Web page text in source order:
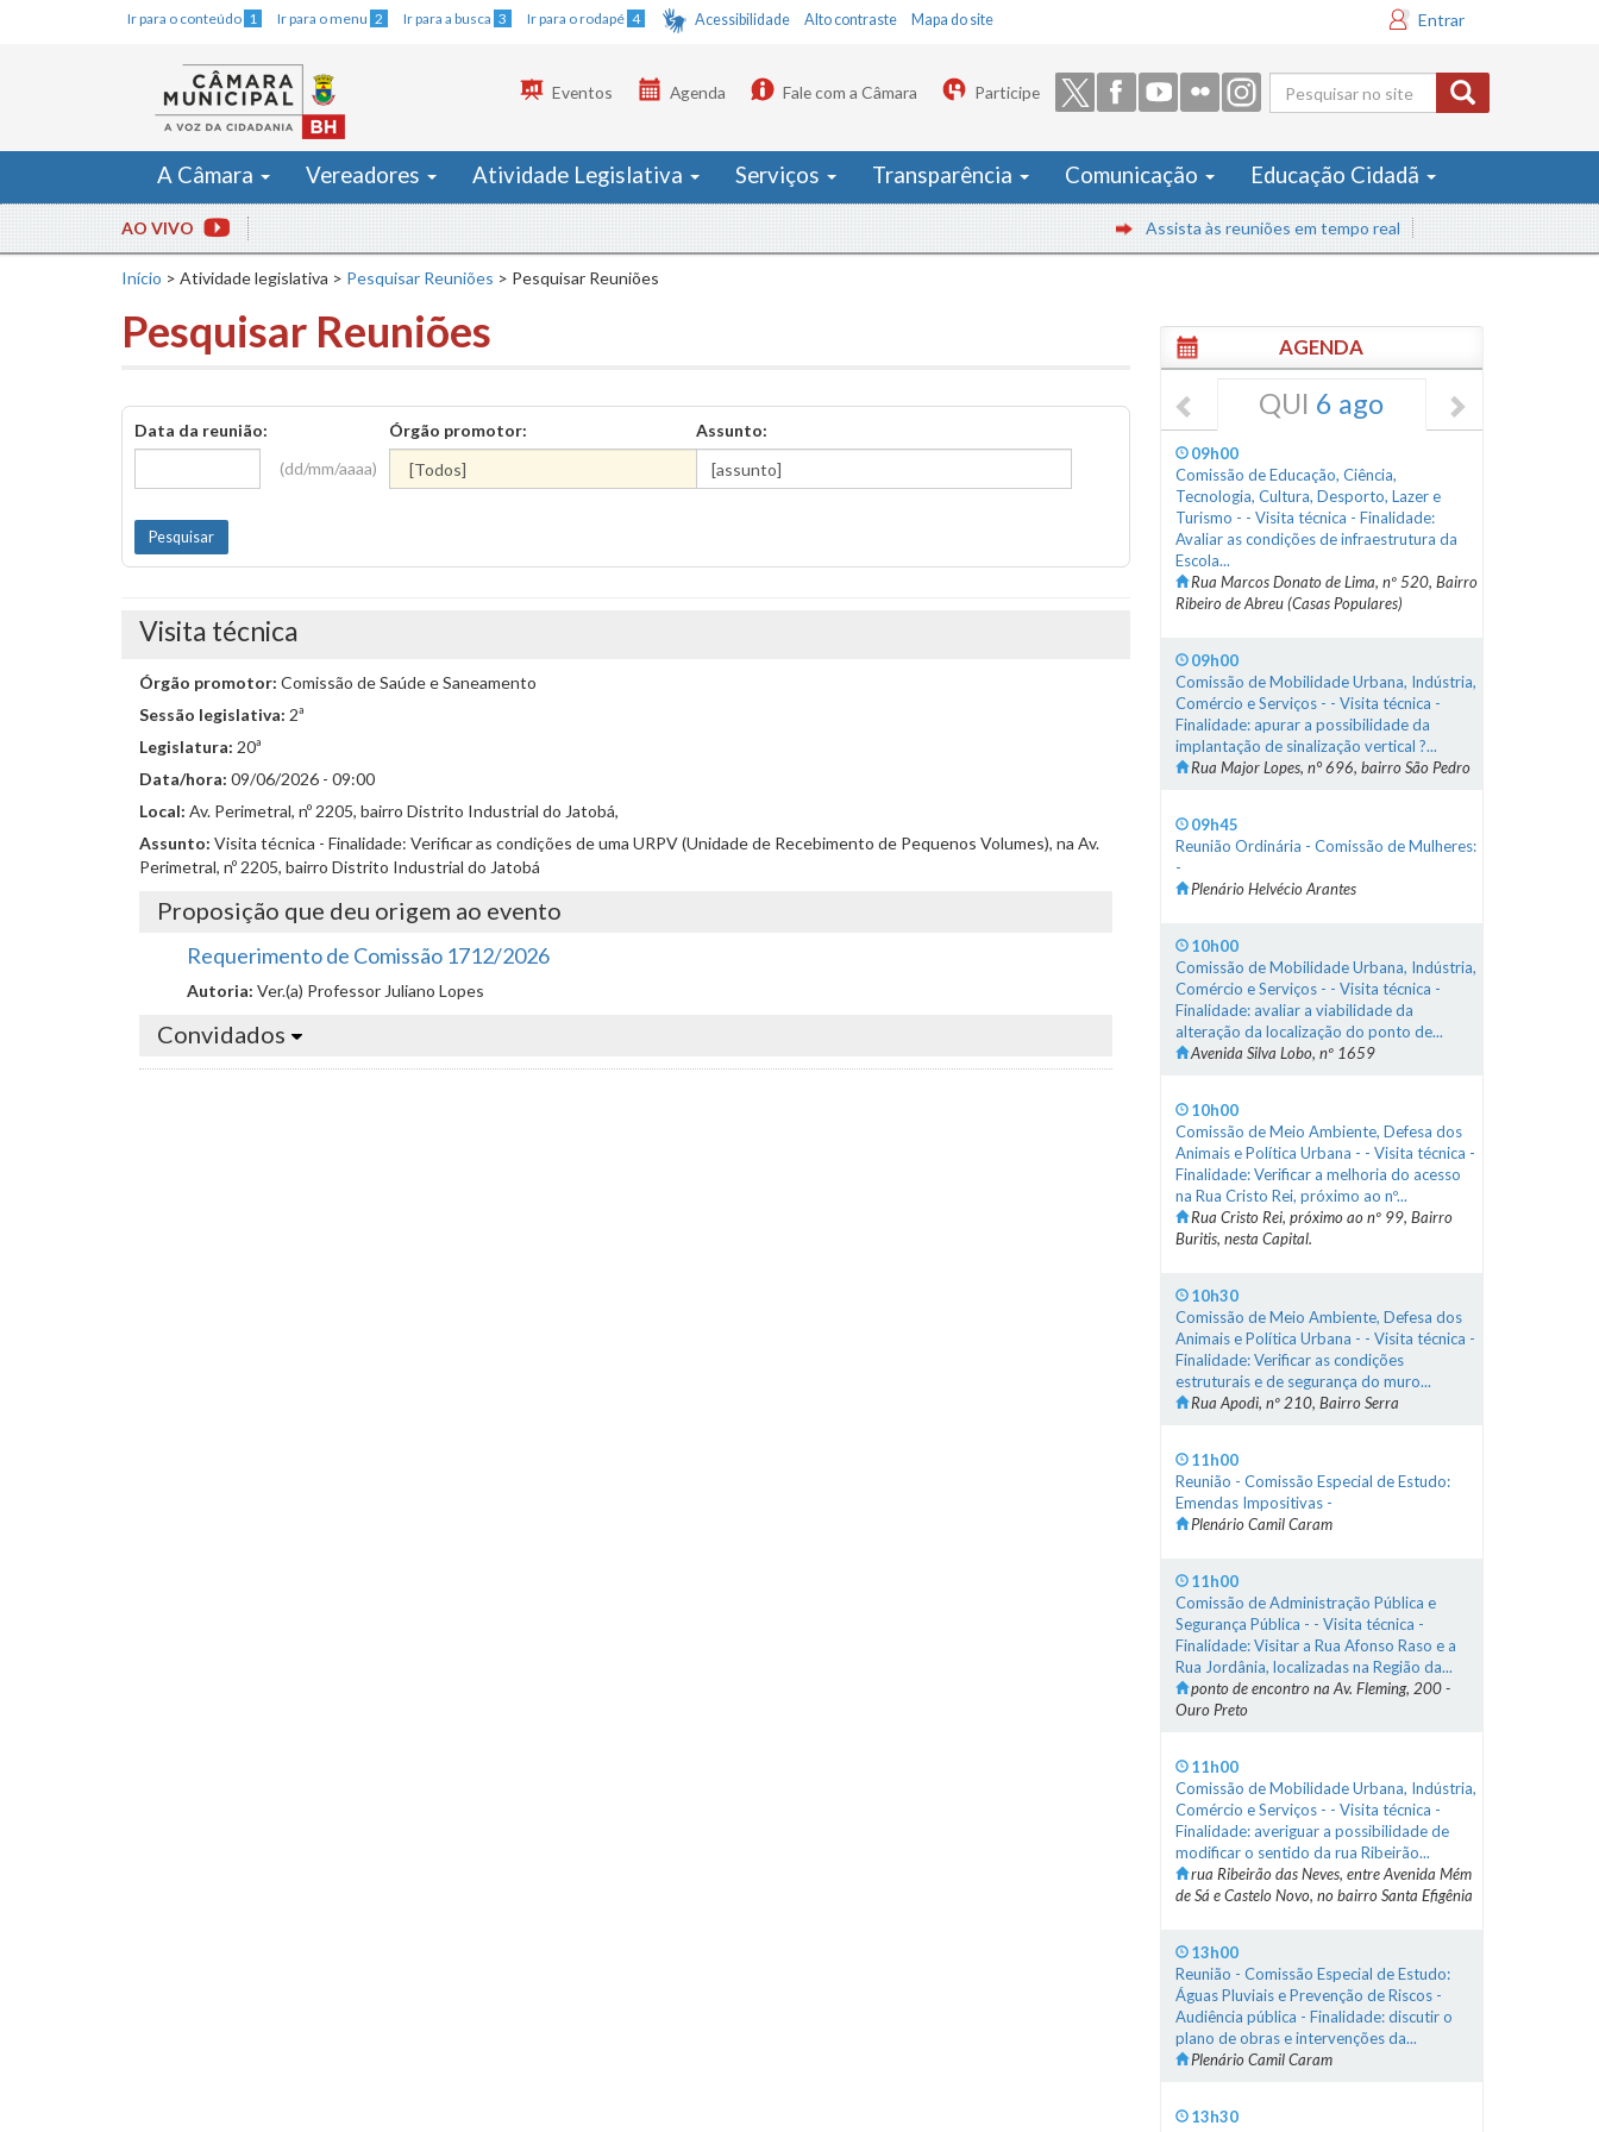
Ir para o conteúdo 1 Ir para o menu 2 Ir para a busca 3 Ir para o rodapé 4 Acessibilidade Alto contraste Mapa do site Entrar
Formulário
de busca
Eventos Agenda Fale com a Câmara Participe
A Câmara Vereadores Atividade Legislativa Serviços Transparência Comunicação Educação Cidadã
AO VIVO Assista às reuniões em tempo real
Início > Atividade legislativa > Pesquisar Reuniões > Pesquisar Reuniões
Pesquisar Reuniões
Data da reunião:
(dd/mm/aaaa)
Órgão promotor: Assunto:
Visita técnica
Órgão promotor: Comissão de Saúde e Saneamento
Sessão legislativa: 2ª
Legislatura: 20ª
Data/hora: 09/06/2026 - 09:00
Local: Av. Perimetral, nº 2205, bairro Distrito Industrial do Jatobá,
Assunto: Visita técnica - Finalidade: Verificar as condições de uma URPV (Unidade de Recebimento de Pequenos Volumes), na Av.
Perimetral, nº 2205, bairro Distrito Industrial do Jatobá
Proposição que deu origem ao evento
Requerimento de Comissão 1712/2026
Autoria: Ver.(a) Professor Juliano Lopes
Convidados
AGENDA
QUI 6 ago
09h00
Comissão de Educação, Ciência,
Tecnologia, Cultura, Desporto, Lazer e
Turismo - - Visita técnica - Finalidade:
Avaliar as condições de infraestrutura da
Escola...
Rua Marcos Donato de Lima, nº 520, Bairro
Ribeiro de Abreu (Casas Populares)
09h00
Comissão de Mobilidade Urbana, Indústria,
Comércio e Serviços - - Visita técnica -
Finalidade: apurar a possibilidade da
implantação de sinalização vertical ?...
Rua Major Lopes, n° 696, bairro São Pedro
09h45
Reunião Ordinária - Comissão de Mulheres:
-
Plenário Helvécio Arantes
10h00
Comissão de Mobilidade Urbana, Indústria,
Comércio e Serviços - - Visita técnica -
Finalidade: avaliar a viabilidade da
alteração da localização do ponto de...
Avenida Silva Lobo, nº 1659
10h00
Comissão de Meio Ambiente, Defesa dos
Animais e Política Urbana - - Visita técnica -
Finalidade: Verificar a melhoria do acesso
na Rua Cristo Rei, próximo ao nº...
Rua Cristo Rei, próximo ao nº 99, Bairro
Buritis, nesta Capital.
10h30
Comissão de Meio Ambiente, Defesa dos
Animais e Política Urbana - - Visita técnica -
Finalidade: Verificar as condições
estruturais e de segurança do muro...
Rua Apodi, nº 210, Bairro Serra
11h00
Reunião - Comissão Especial de Estudo:
Emendas Impositivas -
Plenário Camil Caram
11h00
Comissão de Administração Pública e
Segurança Pública - - Visita técnica -
Finalidade: Visitar a Rua Afonso Raso e a
Rua Jordânia, localizadas na Região da...
ponto de encontro na Av. Fleming, 200 -
Ouro Preto
11h00
Comissão de Mobilidade Urbana, Indústria,
Comércio e Serviços - - Visita técnica -
Finalidade: averiguar a possibilidade de
modificar o sentido da rua Ribeirão...
rua Ribeirão das Neves, entre Avenida Mém
de Sá e Castelo Novo, no bairro Santa Efigênia
13h00
Reunião - Comissão Especial de Estudo:
Águas Pluviais e Prevenção de Riscos -
Audiência pública - Finalidade: discutir o
plano de obras e intervenções da...
Plenário Camil Caram
13h30